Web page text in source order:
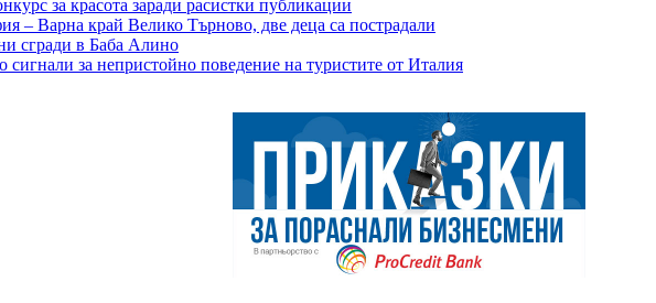
за красота заради расистки публикации
– Варна край Велико Търново, две деца са пострадали
сгради в Баба Алино
за непристойно поведение на туристите от Италия